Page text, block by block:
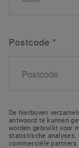
Postcode *
De hierboven
antwoord te kunnen
worden gebruikt voor
statistische analyses.
commerciële partners